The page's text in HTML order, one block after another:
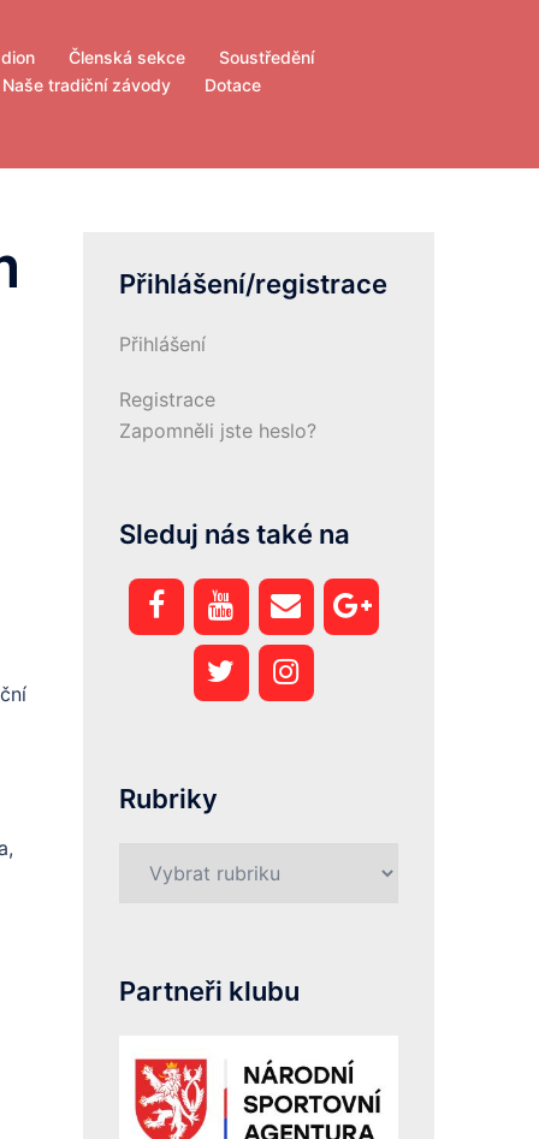
Členská sekce
Soustředění
Naše tradiční závody
Dotace
Přihlášení/registrace
Přihlášení
Registrace
Zapomněli jste heslo?
Sleduj nás také na
Rubriky
Partneři klubu